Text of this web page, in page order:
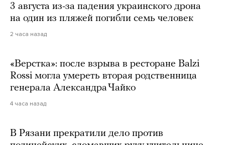
3 августа из-за падения украинского дрона
на один из пляжей погибли семь человек
2 часа назад
«Верстка»: после взрыва в ресторане Balzi
Rossi могла умереть вторая родственница
генерала Александра Чайко
4 часа назад
В Рязани прекратили дело против